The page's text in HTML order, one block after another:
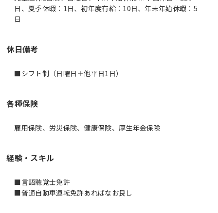
日、夏季休暇：1日、初年度有給：10日、年末年始休暇：5
日
休日備考
■シフト制（日曜日＋他平日1日）
各種保険
雇用保険、労災保険、健康保険、厚生年金保険
経験・スキル
■言語聴覚士免許
■普通自動車運転免許あればなお良し